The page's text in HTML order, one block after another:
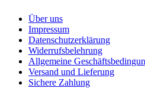
Über uns
Impressum
Datenschutzerklärung
Widerrufsbelehrung
Allgemeine
Versand und Lieferung
Sichere Zahlung